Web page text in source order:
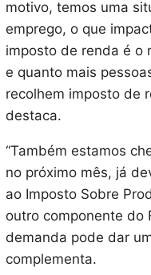
motivo, temos uma
emprego, o que
imposto de renda é o
e quanto mais
recolhem imposto de
destaca.
“Também estamos
no próximo mês, já
ao Imposto Sobre
outro componente do
demanda pode dar
complementa.